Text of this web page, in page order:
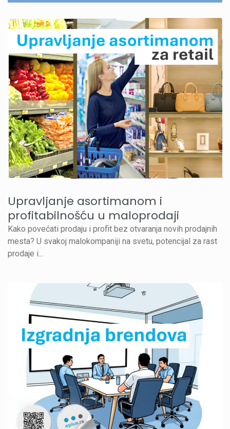
Upravljanje asortimanom i
profitabilnošću u maloprodaji
Kako povećati prodaju i profit bez otvaranja novih prodajnih
mesta? U svakoj malokompaniji na svetu, potencijal za rast
prodaje i...